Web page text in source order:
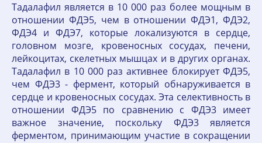
Тадалафил является в 10 000 раз более мощным в
отношении ФДЭ5, чем в отношении ФДЭ1, ФДЭ2,
ФДЭ4 и ФДЭ7, которые локализуются в сердце,
головном мозге, кровеносных сосудах, печени,
лейкоцитах, скелетных мышцах и в других органах.
Тадалафил в 10 000 раз активнее блокирует ФДЭ5,
чем ФДЭ3 - фермент, который обнаруживается в
сердце и кровеносных сосудах. Эта селективность в
отношении ФДЭ5 по сравнению с ФДЭ3 имеет
важное значение, поскольку ФДЭ3 является
ферментом, принимающим участие в сокращении